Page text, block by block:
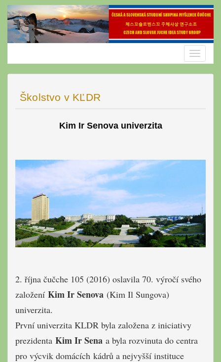
Skip
content
Toggle
Školstvo v KĽDR
Kim Ir Senovauniverzita
2. října čučche 105 (2016) oslavila 70. výročí svého
založení Kim Ir Senova (Kim Il Sungova)
univerzita.
První univerzita KLDR byla založena z iniciativy
prezidenta Kim Ir Sena a byla rozvinuta do centra
pro výcvik domácích kádrů a nejvyšší instituce